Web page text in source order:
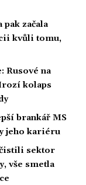
začala
kvůli tomu,
Rusové na
kolaps
brankář MS
jeho kariéru
sektor
vše smetla